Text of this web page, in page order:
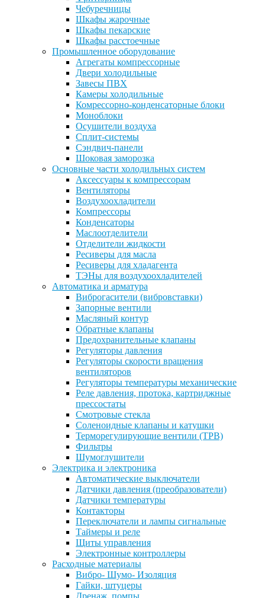
Чебуречницы
Шкафы жарочные
Шкафы пекарские
Шкафы расстоечные
Промышленное оборудование
Агрегаты компрессорные
Двери холодильные
Завесы ПВХ
Камеры холодильные
Комрессорно-конденсаторные блоки
Моноблоки
Осушители воздуха
Сплит-системы
Сэндвич-панели
Шоковая заморозка
Основные части холодильных систем
Аксессуары к компрессорам
Вентиляторы
Воздухоохладители
Компрессоры
Конденсаторы
Маслоотделители
Отделители жидкости
Ресиверы для масла
Ресиверы для хладагента
ТЭНы для воздухоохладителей
Автоматика и арматура
Виброгасители (вибровставки)
Запорные вентили
Масляный контур
Обратные клапаны
Предохранительные клапаны
Регуляторы давления
Регуляторы скорости вращения
вентиляторов
Регуляторы температуры механические
Реле давления, протока, картриджные
прессостаты
Смотровые стекла
Соленоидные клапаны и катушки
Терморегулирующие вентили (ТРВ)
Фильтры
Шумоглушители
Электрика и электроника
Автоматические выключатели
Датчики давления (преобразователи)
Датчики температуры
Контакторы
Переключатели и лампы сигнальные
Таймеры и реле
Щиты управления
Электронные контроллеры
Расходные материалы
Вибро- Шумо- Изоляция
Гайки, штуцеры
Дренаж, помпы